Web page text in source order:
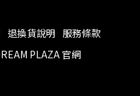
退換貨說明 服務條款
PLAZA 官網